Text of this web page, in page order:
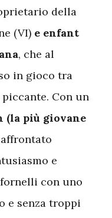
della
(VI) e enfant
, che al
in gioco tra
Con un
più giovane
e
con uno
e senza troppi